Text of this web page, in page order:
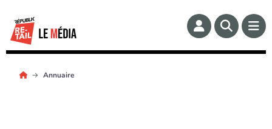
Annuaire